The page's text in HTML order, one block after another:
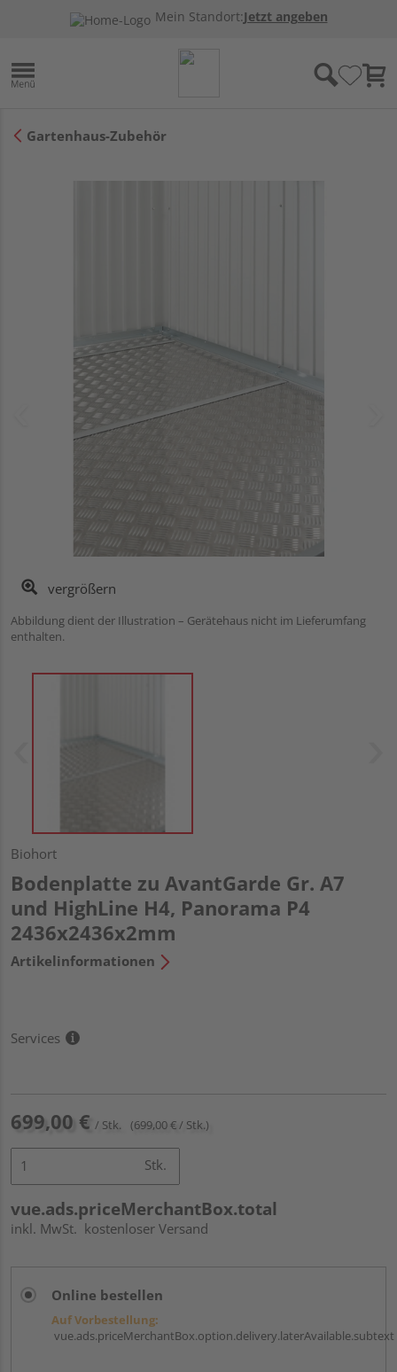
Mein Standort:Jetzt angeben
Gartenhaus-Zubehör
vergrößern
Abbildung dient der Illustration – Gerätehaus nicht im Lieferumfang
enthalten.
Biohort
Bodenplatte zu AvantGarde Gr. A7
und HighLine H4, Panorama P4
2436x2436x2mm
Artikelinformationen
Services
699,00 € / Stk. (699,00 € / Stk.)
Stk.
vue.ads.priceMerchantBox.total
inkl. MwSt. kostenloser Versand
Online bestellen
Auf Vorbestellung:
vue.ads.priceMerchantBox.option.delivery.laterAvailable.subtext